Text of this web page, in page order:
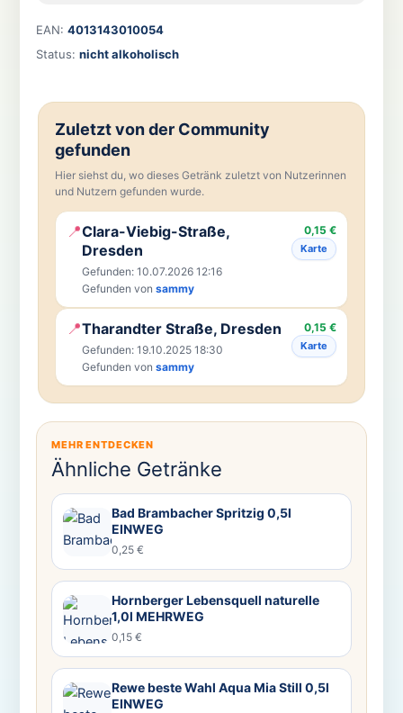
EAN: 4013143010054
Status: nicht alkoholisch
Zuletzt von der Community
gefunden
Hier siehst du, wo dieses Getränk zuletzt von Nutzerinnen
und Nutzern gefunden wurde.
📍Clara-Viebig-Straße,
Dresden
Gefunden: 10.07.2026 12:16
Gefunden von sammy
0,15 €
Karte
📍Tharandter Straße, Dresden
Gefunden: 19.10.2025 18:30
Gefunden von sammy
0,15 €
Karte
MEHR ENTDECKEN
Ähnliche Getränke
Bad Brambacher Spritzig 0,5l
EINWEG
0,25 €
Hornberger Lebensquell naturelle
1,0l MEHRWEG
0,15 €
Rewe beste Wahl Aqua Mia Still 0,5l
EINWEG